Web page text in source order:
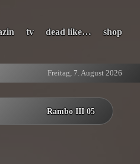
tv dead like… shop
Freitag, 7. August 2026
Rambo III 05